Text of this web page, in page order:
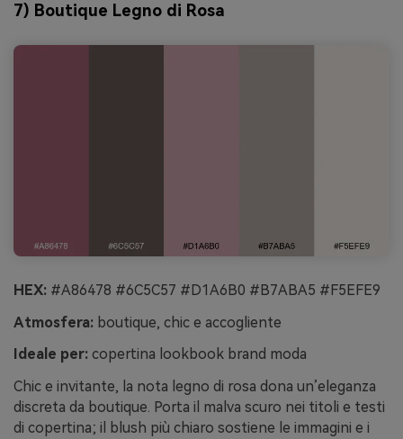
7) Boutique Legno di Rosa
HEX: #A86478 #6C5C57 #D1A6B0 #B7ABA5 #F5EFE9
Atmosfera: boutique, chic e accogliente
Ideale per: copertina lookbook brand moda
Chic e invitante, la nota legno di rosa dona un’eleganza
discreta da boutique. Porta il malva scuro nei titoli e testi
di copertina; il blush più chiaro sostiene le immagini e i